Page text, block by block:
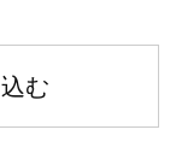
む